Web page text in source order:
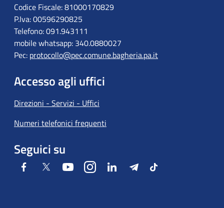
Codice Fiscale: 81000170829
P.Iva: 00596290825
Telefono: 091.943111
mobile whatsapp: 340.0880027
Pec: protocollo@pec.comune.bagheria.pa.it
Accesso agli uffici
Direzioni - Servizi - Uffici
Numeri telefonici frequenti
Seguici su
Facebook Twitter YoutubeInstagramLinkedIn TelegramTiktok